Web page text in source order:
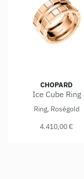
CHOPARD
Ice Cube Ring
Chopard Ice Cube
Ring, Roségold
4.410,00 €